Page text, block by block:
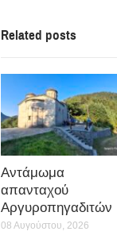
Related posts
Αντάμωμα
απανταχού
Αργυροπηγαδιτών
08 Αυγούστου, 2026